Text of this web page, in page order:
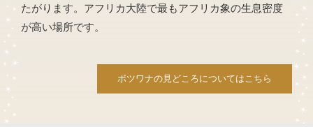
たがります。アフリカ大陸で最もアフリカ象の生息密度
が高い場所です。
ボツワナの見どころについてはこちら